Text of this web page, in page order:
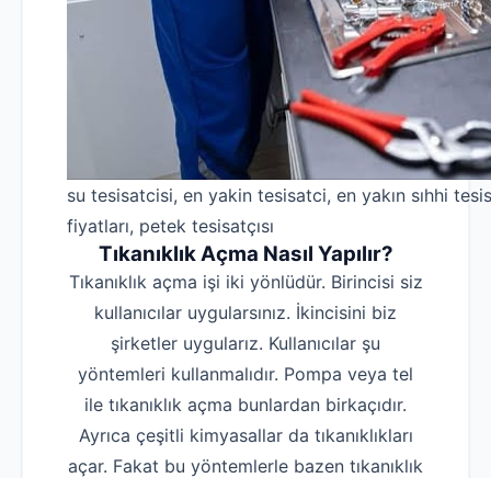
su tesisatcisi, en yakin tesisatci, en yakın sıhhi
fiyatları, petek tesisatçısı
Tıkanıklık Açma Nasıl Yapılır?
Tıkanıklık açma işi iki yönlüdür. Birincisi siz
kullanıcılar uygularsınız. İkincisini biz
şirketler uygularız. Kullanıcılar şu
yöntemleri kullanmalıdır. Pompa veya tel
ile tıkanıklık açma bunlardan birkaçıdır.
Ayrıca çeşitli kimyasallar da tıkanıklıkları
açar. Fakat bu yöntemlerle bazen tıkanıklık